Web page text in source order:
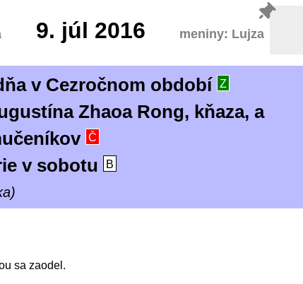
9. júl 2016 meniny: Lujza
v Cezročnom období Z
Zhaoa Rong, kňaza, a
Č
v sobotu B
sa zaodel.